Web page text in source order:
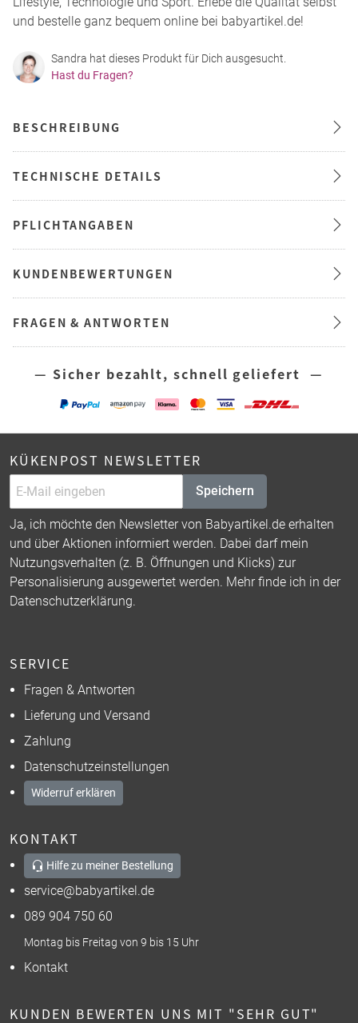
und bestelle ganz bequem online bei babyartikel.de!
Sandra hat dieses Produkt für Dich ausgesucht.
Hast du Fragen?
BESCHREIBUNG
TECHNISCHE DETAILS
PFLICHTANGABEN
KUNDENBEWERTUNGEN
FRAGEN & ANTWORTEN
— Sicher bezahlt, schnell geliefert —
KÜKENPOST NEWSLETTER
Speichern
Ja, ich möchte den Newsletter von Babyartikel.de erhalten
und über Aktionen informiert werden. Dabei darf mein
Nutzungsverhalten (z. B. Öffnungen und Klicks) zur
Personalisierung ausgewertet werden. Mehr finde ich in der
Datenschutzerklärung.
SERVICE
Fragen & Antworten
Lieferung und Versand
Zahlung
Datenschutzeinstellungen
Widerruf erklären
KONTAKT
Hilfe zu meiner Bestellung
service@babyartikel.de
089 904 750 60
Montag bis Freitag von 9 bis 15 Uhr
Kontakt
KUNDEN BEWERTEN UNS MIT "SEHR GUT"